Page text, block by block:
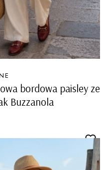
bordowa paisley ze
Buzzanola